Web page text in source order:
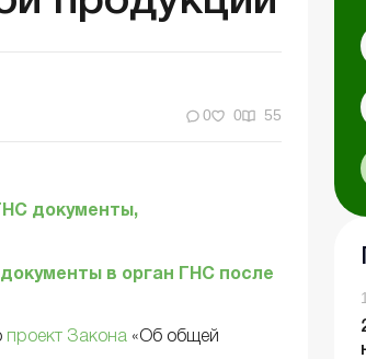
0 0 55
документы,
в орган ГНС после
проект Закона «Об общей